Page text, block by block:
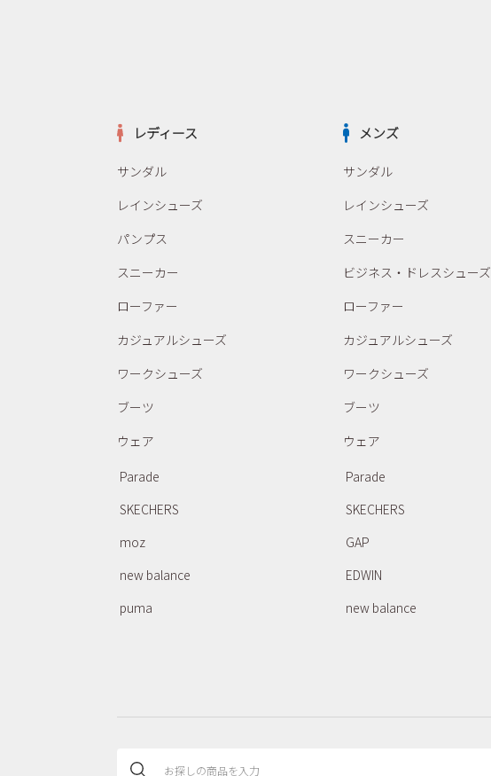
レディース
サンダル
レインシューズ
パンプス
スニーカー
ローファー
カジュアルシューズ
ワークシューズ
ブーツ
ウェア
Parade
SKECHERS
moz
new balance
puma
メンズ
サンダル
レインシューズ
スニーカー
ビジネス・ドレスシューズ
ローファー
カジュアルシューズ
ワークシューズ
ブーツ
ウェア
Parade
SKECHERS
GAP
EDWIN
new balance